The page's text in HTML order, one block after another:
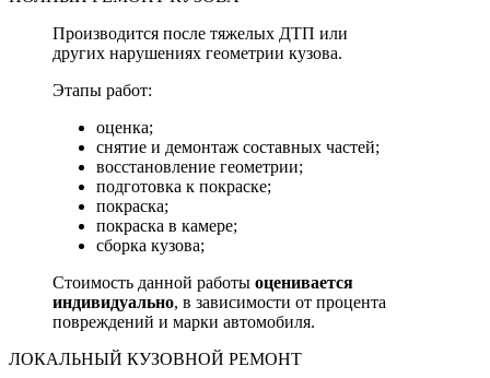
Производится после тяжелых ДТП или
других нарушениях геометрии кузова.
Этапы работ:
оценка;
снятие и демонтаж составных частей;
восстановление геометрии;
подготовка к покраске;
покраска;
покраска в камере;
сборка кузова;
Стоимость данной работы оценивается
индивидуально, в зависимости от процента
повреждений и марки автомобиля.
ЛОКАЛЬНЫЙ КУЗОВНОЙ РЕМОНТ